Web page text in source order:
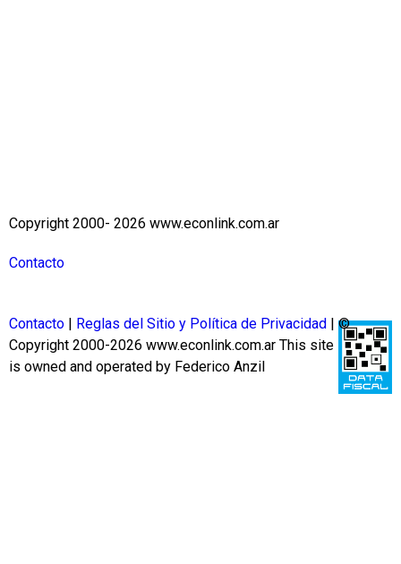
Copyright 2000- 2026 www.econlink.com.ar
Contacto
Contacto Reglas del Sitio y Política de Privacidad
| ©
Copyright 2000-2026 www.econlink.com.ar This site
is owned and operated by Federico Anzil